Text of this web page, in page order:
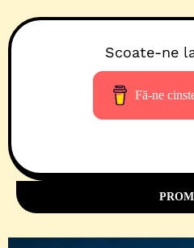
Scoate-ne
Fă-ne